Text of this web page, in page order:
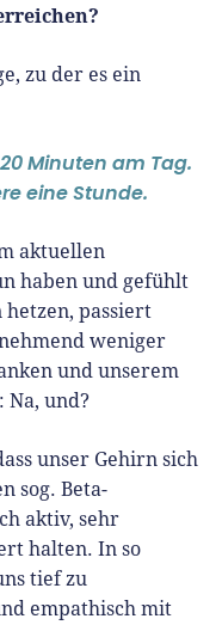
zu der es ein
Minuten am Tag.
eine Stunde.
aktuellen
haben und gefühlt
passiert
weniger
und unserem
Na, und?
unser Gehirn sich
sog. Beta-
aktiv, sehr
halten. In so
tief zu
empathisch mit